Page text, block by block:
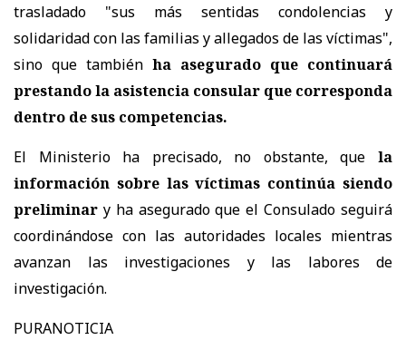
trasladado "sus más sentidas condolencias y
solidaridad con las familias y allegados de las víctimas",
sino que también ha asegurado que continuará
prestando la asistencia consular que corresponda
dentro de sus competencias.
El Ministerio ha precisado, no obstante, que la
información sobre las víctimas continúa siendo
preliminar y ha asegurado que el Consulado seguirá
coordinándose con las autoridades locales mientras
avanzan las investigaciones y las labores de
investigación.
PURANOTICIA